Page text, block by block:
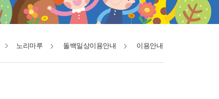
노리마루 돌백일상이용안내 이용안내